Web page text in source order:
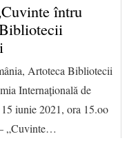
întru
Artoteca Bibliotecii
Internaţională de
iunie 2021, ora 15.oo
„Cuvinte…